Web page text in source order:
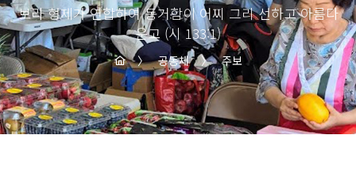
보라 형제가 연합하여 동거함이 어찌 그리 선하고 아름다
운고 (시 133:1)
〉 공동체 〉 주보